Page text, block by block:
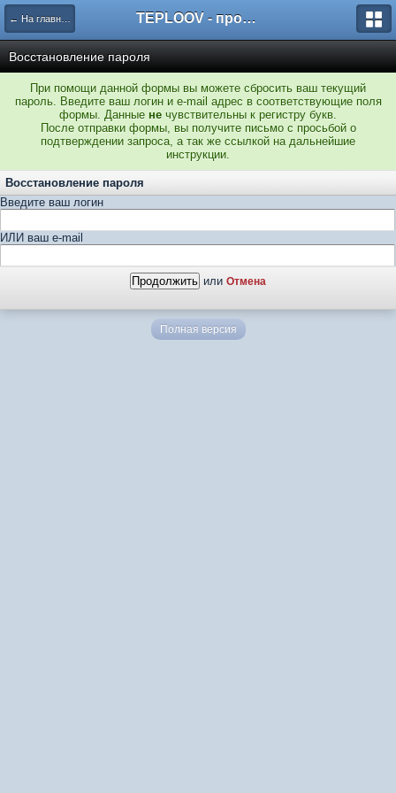
← На главную TEPLOOV - программный комплекс для расчёта систем отопления и вентиляции
Восстановление пароля
При помощи данной формы вы можете сбросить ваш текущий
пароль. Введите ваш логин и e-mail адрес в соответствующие поля
формы. Данные не чувствительны к регистру букв.
После отправки формы, вы получите письмо с просьбой о
подтверждении запроса, а так же ссылкой на дальнейшие
инструкции.
Восстановление пароля
Введите ваш логин
ИЛИ ваш e-mail
или Отмена
Полная версия